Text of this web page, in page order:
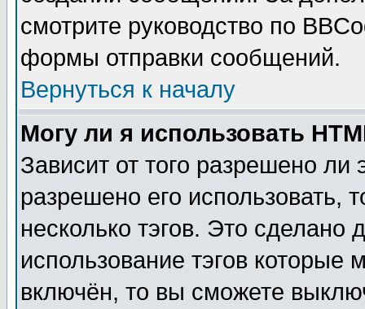
смотрите руководство по
формы отправки сообщений.
Вернуться к началу
Могу ли я использовать
Зависит от того разрешено
разрешено его использовать,
несколько тэгов. Это сделано
использование тэгов
включён, то вы сможете